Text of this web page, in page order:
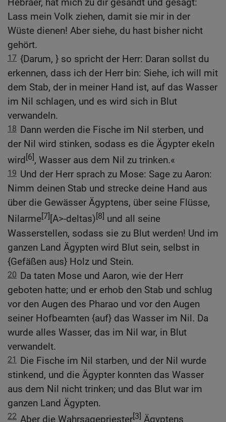
Lass mein Volk ziehen, damit sie mir in der
Wüste dienen! Aber siehe, du hast bisher nicht
gehört.
17 {Darum, } so spricht der Herr: Daran sollst du
erkennen, dass ich der Herr bin: Siehe, ich will mit
dem Stab, der in meiner Hand ist, auf das Wasser
im Nil schlagen, und es wird sich in Blut
verwandeln.
18 Dann werden die Fische im Nil sterben, und
der Nil wird stinken, sodass es die Ägypter ekeln
wird[6], Wasser aus dem Nil zu trinken.«
19 Und der Herr sprach zu Mose: Sage zu Aaron:
Nimm deinen Stab und strecke deine Hand aus
über die Gewässer Ägyptens, über seine Flüsse,
Nilarme[7] [A>-deltas)[8] und all seine
Wasserstellen, sodass sie zu Blut werden! Und im
ganzen Land Ägypten wird Blut sein, selbst in
{Gefäßen aus} Holz und Stein.
20 Da taten Mose und Aaron, wie der Herr
geboten hatte; und er erhob den Stab und schlug
vor den Augen des Pharao und vor den Augen
seiner Hofbeamten {auf} das Wasser im Nil. Da
wurde alles Wasser, das im Nil war, in Blut
verwandelt.
21 Die Fische im Nil starben, und der Nil wurde
stinkend, und die Ägypter konnten das Wasser
aus dem Nil nicht trinken; und das Blut war im
ganzen Land Ägypten.
22 Aber die Wahrsagepriester[3] Ägyptens